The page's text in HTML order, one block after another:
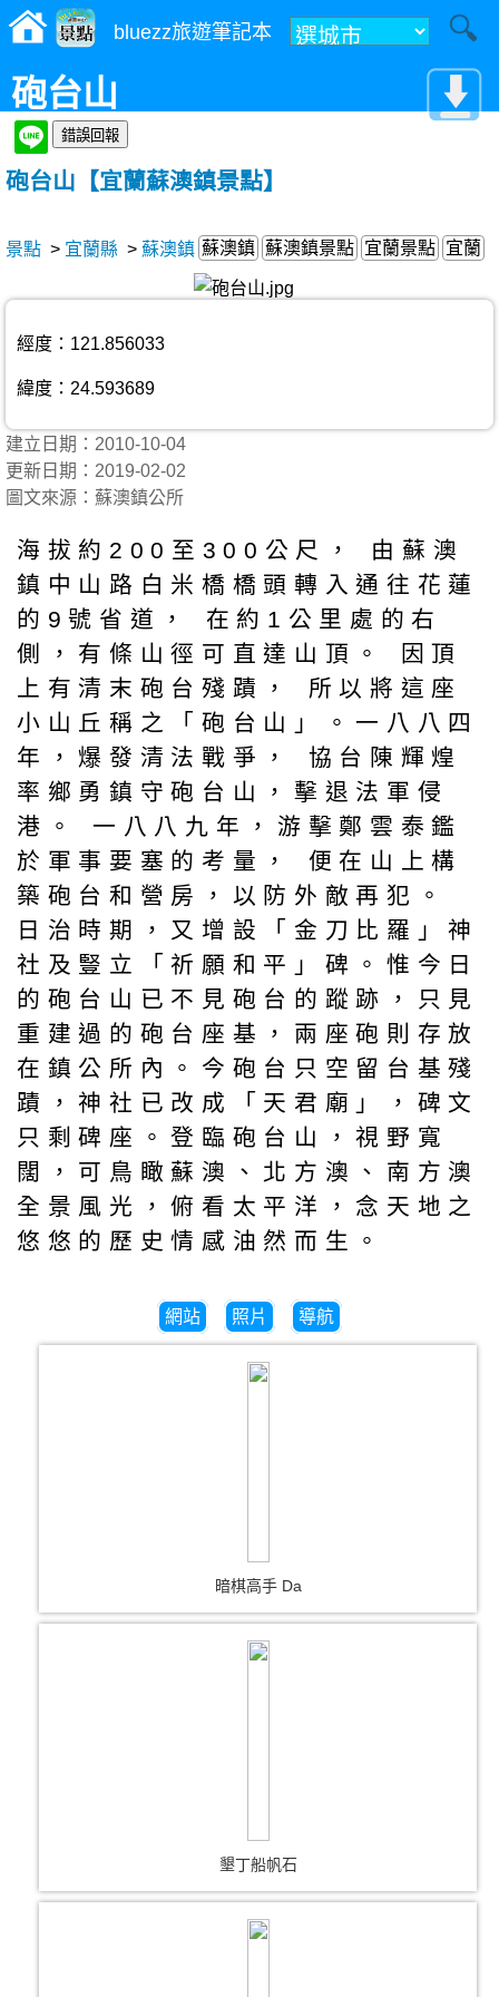
bluezz旅遊筆記本
砲台山
砲台山【宜蘭蘇澳鎮景點】
景點 > 宜蘭縣 > 蘇澳鎮 蘇澳鎮 蘇澳鎮景點 宜蘭景點 宜蘭
經度：121.856033
緯度：24.593689
建立日期：2010-10-04
更新日期：2019-02-02
圖文來源：蘇澳鎮公所
海拔約200至300公尺， 由蘇澳
鎮中山路白米橋橋頭轉入通往花蓮
的9號省道， 在約1公里處的右
側，有條山徑可直達山頂。 因頂
上有清末砲台殘蹟， 所以將這座
小山丘稱之「砲台山」。一八八四
年，爆發清法戰爭， 協台陳輝煌
率鄉勇鎮守砲台山，擊退法軍侵
港。 一八八九年，游擊鄭雲泰鑑
於軍事要塞的考量， 便在山上構
築砲台和營房，以防外敵再犯。
日治時期，又增設「金刀比羅」神
社及豎立「祈願和平」碑。惟今日
的砲台山已不見砲台的蹤跡，只見
重建過的砲台座基，兩座砲則存放
在鎮公所內。今砲台只空留台基殘
蹟，神社已改成「天君廟」，碑文
只剩碑座。登臨砲台山，視野寬
闊，可鳥瞰蘇澳、北方澳、南方澳
全景風光，俯看太平洋，念天地之
悠悠的歷史情感油然而生。
網站 照片 導航
暗棋高手 Da
墾丁船帆石